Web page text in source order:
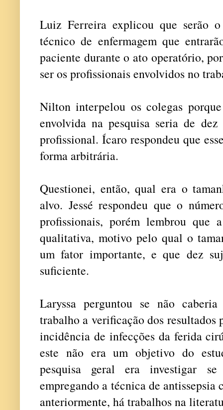
Luiz Ferreira explicou que serão
técnico de enfermagem que
paciente durante o ato operatório,
ser os profissionais envolvidos no
Nilton interpelou os colegas
envolvida na pesquisa seria de
profissional. Ícaro respondeu que
forma arbitrária.
Questionei, então, qual era o
alvo. Jessé respondeu que o
profissionais, porém lembrou que
qualitativa, motivo pelo qual o
um fator importante, e que dez
suficiente.
Laryssa perguntou se não
trabalho a verificação dos resultados
incidência de infecções da ferida
este não era um objetivo do
pesquisa geral era investigar
empregando a técnica de
anteriormente, há trabalhos na